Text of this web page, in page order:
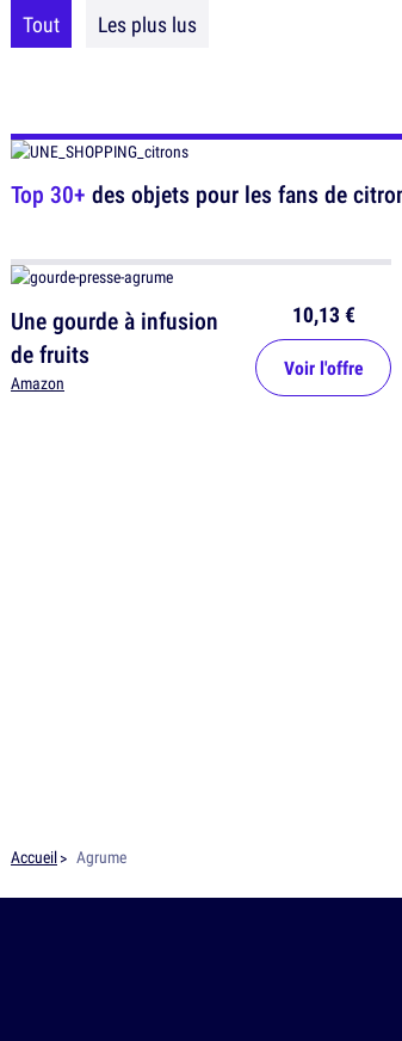
Tout Les plus lus
Top 30+ des objets pour les fans de
Une gourde à infusion
de fruits
Amazon
10,13 €
Voir l'offre
Accueil Agrume